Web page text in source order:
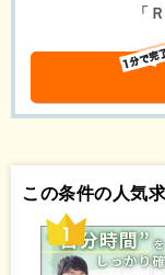
「
この条件の人気